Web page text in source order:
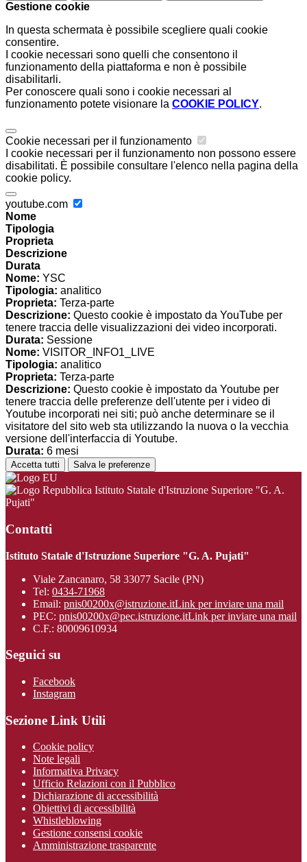
Gestione cookie
In questa schermata è possibile scegliere quali cookie
consentire.
I cookie necessari sono quelli che consentono il
funzionamento della piattaforma e non è possibile
disabilitarli.
Per conoscere quali sono i cookie necessari al
funzionamento potete visionare la COOKIE POLICY.
Cookie necessari per il funzionamento
I cookie necessari per il funzionamento non possono essere
disabilitati. È possibile consultare l'elenco nella pagina della
cookie policy.
youtube.com
Nome
Tipologia
Proprieta
Descrizione
Durata
Nome: YSC
Tipologia: analitico
Proprieta: Terza-parte
Descrizione: Questo cookie è impostato da YouTube per
tenere traccia delle visualizzazioni dei video incorporati.
Durata: Sessione
Nome: VISITOR_INFO1_LIVE
Tipologia: analitico
Proprieta: Terza-parte
Descrizione: Questo cookie è impostato da Youtube per
tenere traccia delle preferenze dell'utente per i video di
Youtube incorporati nei siti; può anche determinare se il
visitatore del sito web sta utilizzando la nuova o la vecchia
versione dell'interfaccia di Youtube.
Durata: 6 mesi
Accetta tutti Salva le preferenze
Istituto Statale d'Istruzione Superiore "G. A.
Pujati"
Contatti
Istituto Statale d'Istruzione Superiore "G. A. Pujati"
Viale Zancanaro, 58 33077 Sacile (PN)
Tel: 0434-71968
Email: pnis00200x@istruzione.itLink per inviare una mail
PEC: pnis00200x@pec.istruzione.itLink per inviare una mail
C.F.: 80009610934
Seguici su
Facebook
Instagram
Sezione Link Utili
Cookie policy
Note legali
Informativa Privacy
Ufficio Relazioni con il Pubblico
Dichiarazione di accessibilità
Obiettivi di accessibilità
Whistleblowing
Gestione consensi cookie
Amministrazione trasparente